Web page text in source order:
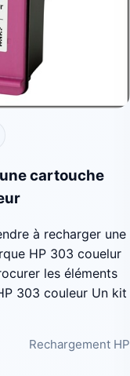
cartouche
à recharger une
HP 303 couelur
les éléments
303 couleur Un kit
Rechargement HP